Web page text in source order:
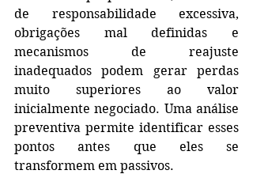
de responsabilidade excessiva,
obrigações mal definidas e
mecanismos de reajuste
inadequados podem gerar perdas
muito superiores ao valor
inicialmente negociado. Uma análise
preventiva permite identificar esses
pontos antes que eles se
transformem em passivos.